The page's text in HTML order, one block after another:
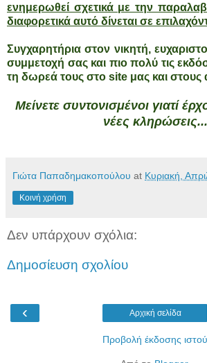
ενημερωθεί σχετικά με την
διαφορετικά αυτό δίνεται σε
Συγχαρητήρια στον νικητή,
συμμετοχή σας και πιο πολύ τις
τη δωρεά τους στο site μας και στους
Μείνετε συντονισμένοι γιατί
νέες κληρώσεις...
Γιώτα Παπαδημακοπούλου at Κυριακή,
Κοινή χρήση
Δεν υπάρχουν σχόλια:
Δημοσίευση σχολίου
‹ Αρχική σελίδα
Προβολή έκδοσης ιστού